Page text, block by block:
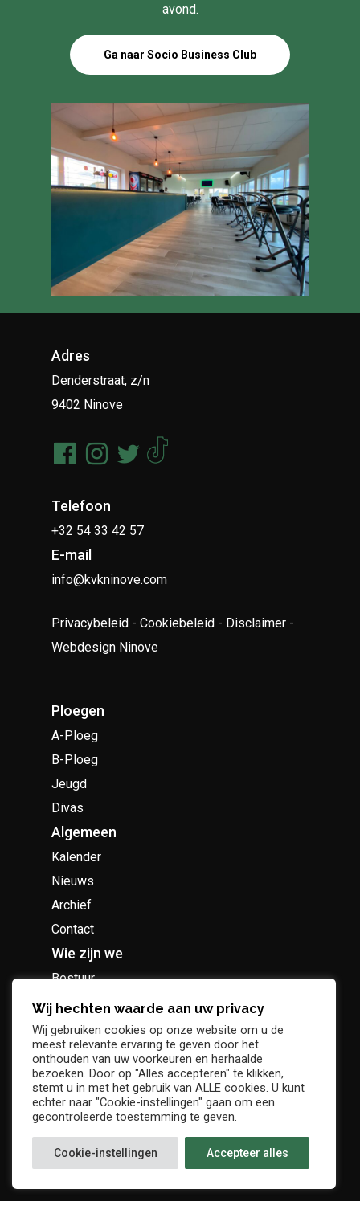
avond.
Ga naar Socio Business Club
Adres
Denderstraat, z/n
9402 Ninove
Telefoon
+32 54 33 42 57
E-mail
info@kvkninove.com
Privacybeleid -Cookiebeleid - Disclaimer -
Webdesign Ninove
Ploegen
A-Ploeg
B-Ploeg
Jeugd
Divas
Algemeen
Kalender
Nieuws
Archief
Contact
Wie zijn we
Bestuur
Geschiedenis
Supportersclub
Socio Business Club
Wij hechten waarde aan uw privacy
Wij gebruiken cookies op onze website om u de
meest relevante ervaring te geven door het
onthouden van uw voorkeuren en herhaalde
bezoeken. Door op "Alles accepteren" te klikken,
stemt u in met het gebruik van ALLE cookies. U kunt
echter naar "Cookie-instellingen" gaan om een
gecontroleerde toestemming te geven.
Cookie-instellingen Accepteer alles